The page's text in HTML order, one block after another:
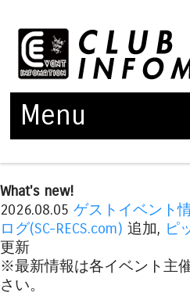
Menu
What's new!
2026.08.05 ゲストイベント
ログ(SC-RECS.com) 追加, ピ
更新
※最新情報は各イベント主
さい。